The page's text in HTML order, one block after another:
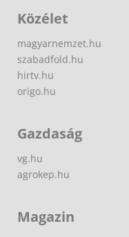
Közélet
magyarnemzet.hu
szabadfold.hu
hirtv.hu
origo.hu
Gazdaság
vg.hu
agrokep.hu
Magazin